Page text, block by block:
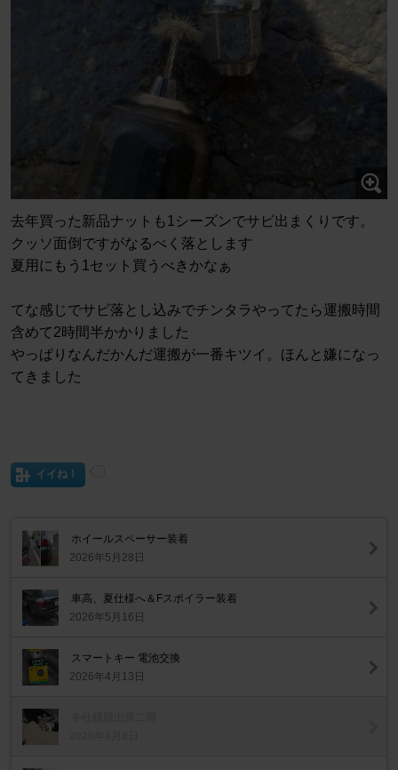
去年買った新品ナットも1シーズンでサビ出まくりです。
クッソ面倒ですがなるべく落とします
夏用にもう1セット買うべきかなぁ
てな感じでサビ落とし込みでチンタラやってたら運搬時間
含めて2時間半かかりました
やっぱりなんだかんだ運搬が一番キツイ。ほんと嫌になっ
てきました
イイね！
ホイールスペーサー装着
2026年5月28日
車高、夏仕様へ＆Fスポイラー装着
2026年5月16日
スマートキー 電池交換
2026年4月13日